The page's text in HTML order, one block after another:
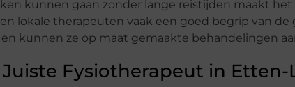
kunnen gaan zonder lange reistijden maakt
lokale therapeuten vaak een goed begrip van
kunnen ze op maat gemaakte behandelingen
Fysiotherapeut in Etten-